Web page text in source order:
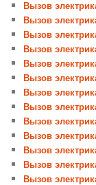
Вызов
Вызов
Вызов
Вызов
Вызов
Вызов
Вызов
Вызов
Вызов
Вызов
Вызов
Вызов
Вызов